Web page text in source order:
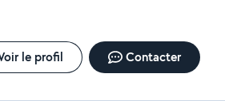
le profil Contacter